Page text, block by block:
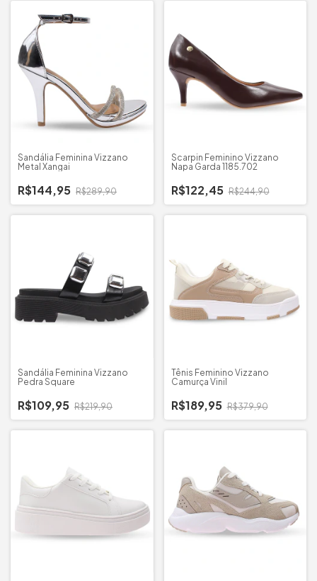
Sandália Feminina Vizzano
Metal Xangai
R$144,95 R$289,90
Scarpin Feminino Vizzano
Napa Garda 1185.702
R$122,45 R$244,90
Sandália Feminina Vizzano
Pedra Square
R$109,95 R$219,90
Tênis Feminino Vizzano
Camurça Vinil
R$189,95 R$379,90